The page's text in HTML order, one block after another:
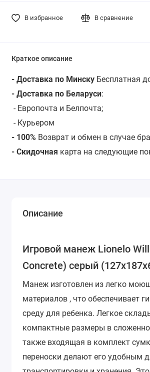
В избранное В сравнение
Краткое описание
- Доставка по МинскуБесплатная
- Доставка по Беларуси:
- Европочта и Белпочта;
- Курьером
- 100% Возврат и обмен в случае
- Скидочная карта на следующие
Описание
Игровой манеж Lionelo
Concrete) серый
Манеж изготовлен из легко
материалов , что обеспечивает
среду для ребенка. Легкое
компактные размеры в
также входящая в комплект
переноски делают его удобным